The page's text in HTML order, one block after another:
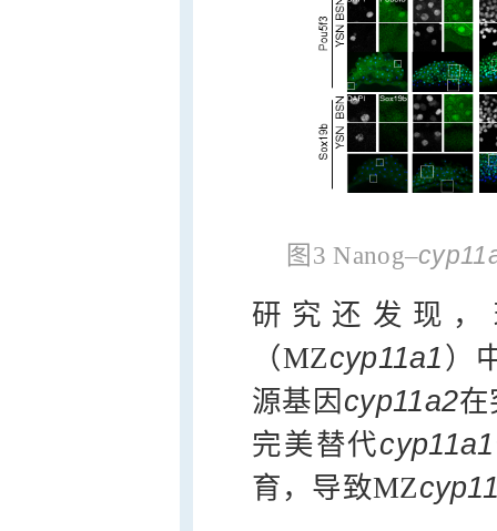
图3 Nanog–
研究还发现
（MZcyp11a1 ）
源基因 cyp11a2
完美替代cyp11a1
育，导致MZ